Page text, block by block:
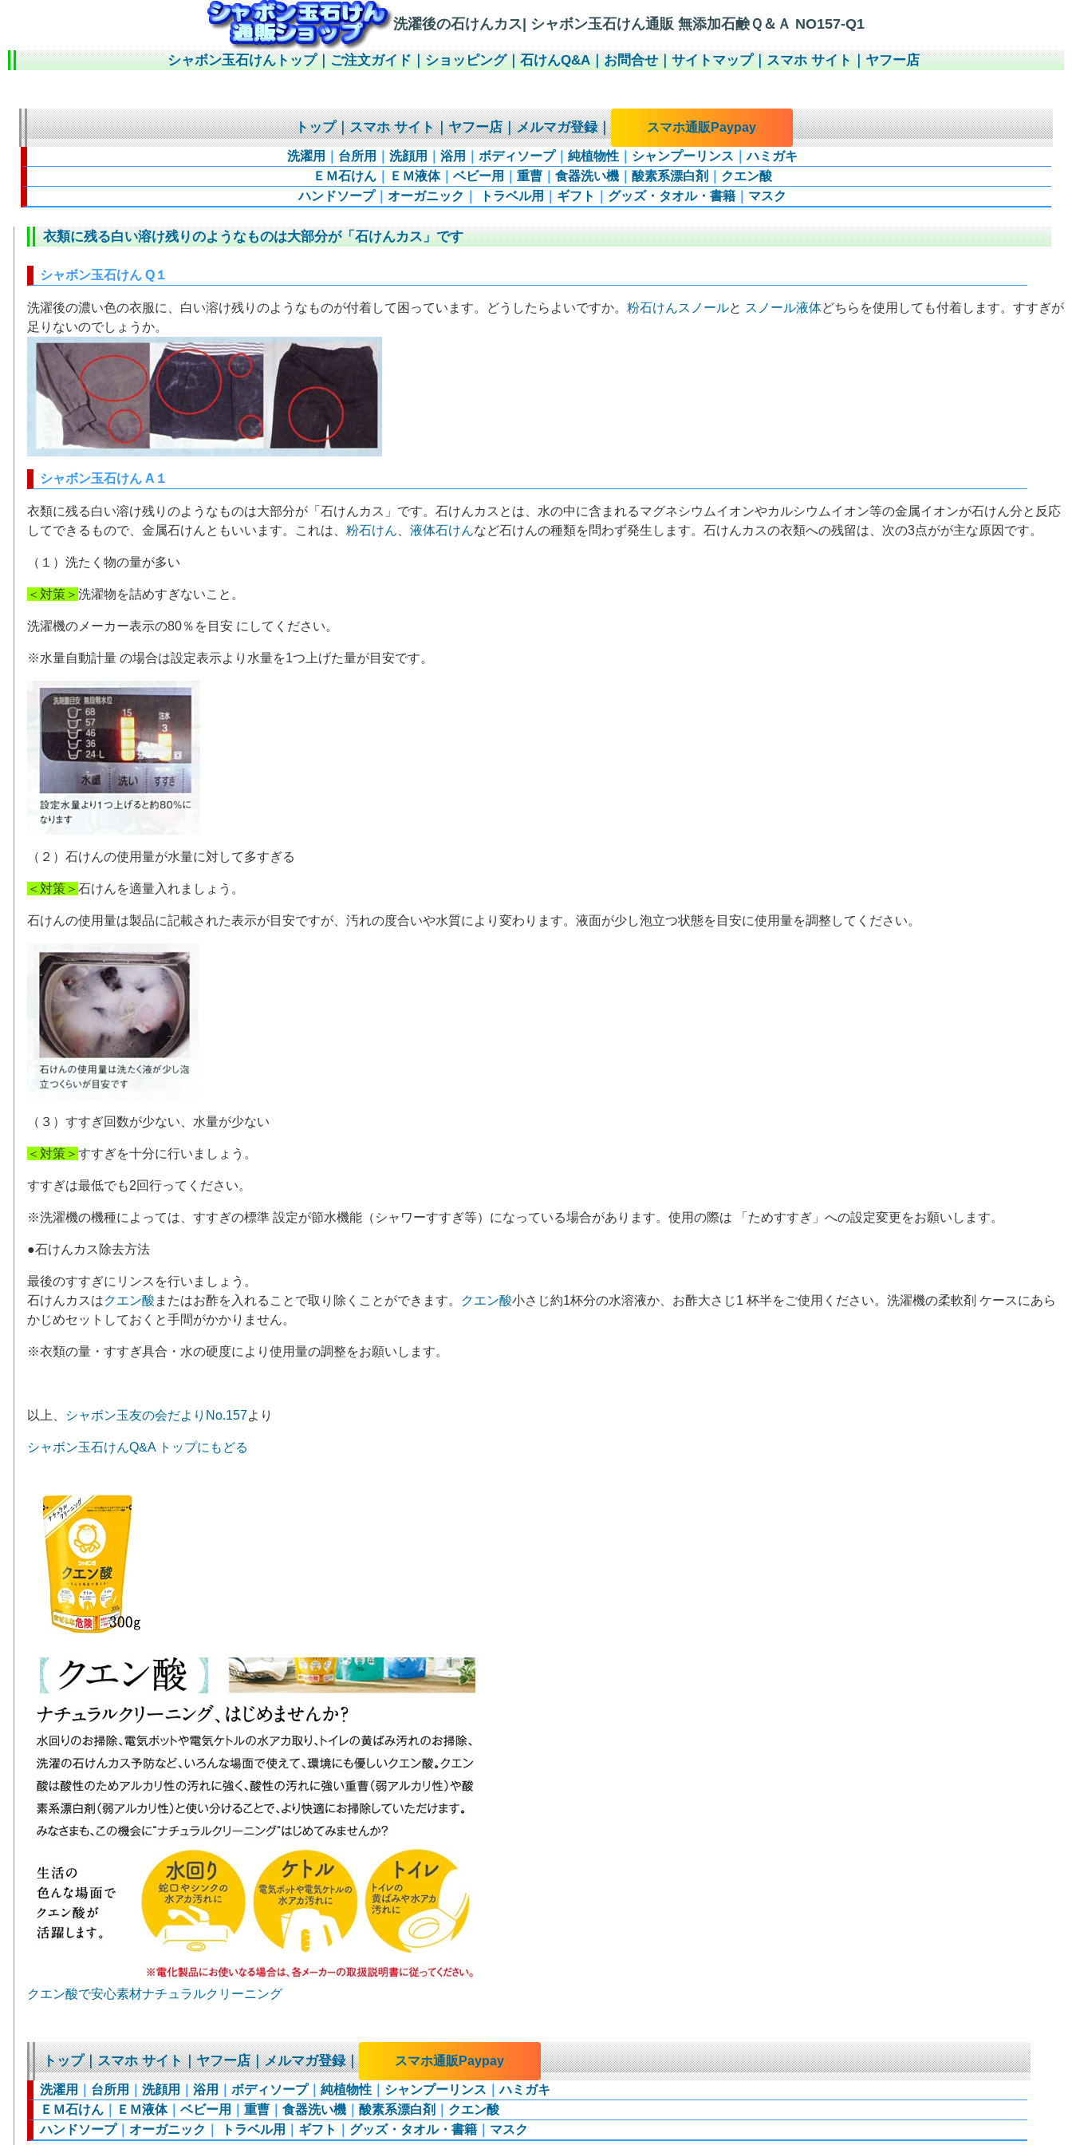
洗濯後の石けんカス| シャボン玉石けん通販 無添加石鹸Ｑ＆Ａ NO157-Q1
シャボン玉石けんトップ｜ご注文ガイド｜ショッピング｜石けんQ&A｜お問合せ｜サイトマップ｜スマホ サイト｜ヤフー店
トップ｜スマホ サイト｜ヤフー店｜メルマガ登録｜ スマホ通販Paypay
洗濯用 台所用 洗顔用 浴用 ボディソープ｜ 純植物性｜ シャンプーリンス ｜ハミガキ
ＥＭ石けん｜ ＥＭ液体｜ ベビー用 重曹｜ 食器洗い機｜ 酸素系漂白剤
クエン酸
ハンドソープ｜ オーガニック トラベル用 ギフト グッズ・タオル・書籍｜ マスク
衣類に残る白い溶け残りのようなものは大部分が「石けんカス」です
シャボン玉石けん Q１
洗濯後の濃い色の衣服に、白い溶け残りのようなものが付着して困っています。どうしたらよいですか。 粉石けんスノールと スノール液体どちらを使用しても付着します。すすぎが
足りないのでしょうか。
シャボン玉石けん A１
衣類に残る白い溶け残りのようなものは大部分が「石けんカス」です。石けんカスとは、水の中に含まれるマグネシウムイオンやカルシウムイオン等の金属イオンが石けん分と反応
してできるもので、金属石けんともいいます。これは、 粉石けん 液体石けんなど石けんの種類を問わず発生します。石けんカスの衣類への残留は、次の3点がが主な原因です。
（１）洗たく物の量が多い
＜対策＞ 洗濯物を詰めすぎないこと。
洗濯機のメーカー表示の80％を目安 にしてください。
※水量自動計量 の場合は設定表示より水量を1つ上げた量が目安です。
（２）石けんの使用量が水量に対して多すぎる
＜対策＞ 石けんを適量入れましょう。
石けんの使用量は製品に記載された表示が目安ですが、汚れの度合いや水質により変わります。液面が少し泡立つ状態を目安に使用量を調整してください。
（３）すすぎ回数が少ない、水量が少ない
＜対策＞ すすぎを十分に行いましょう。
すすぎは最低でも2回行ってください。
※洗濯機の機種によっては、すすぎの標準 設定が節水機能（シャワーすすぎ等）になっている場合があります。使用の際は 「ためすすぎ」への設定変更をお願いします。
●石けんカス除去方法
最後のすすぎにリンスを行いましょう。
石けんカスはクエン酸 またはお酢を入れることで取り除くことができます。 クエン酸小さじ約1杯分の水溶液か、お酢大さじ1 杯半をご使用ください。洗濯機の柔軟剤 ケースにあら
かじめセットしておくと手間がかかりません。
※衣類の量・すすぎ具合・水の硬度により使用量の調整をお願いします。
以上、 シャボン玉友の会だよりNo.157より
シャボン玉石けんQ&A トップにもどる
クエン酸で安心素材ナチュラルクリーニング
トップ｜スマホ サイト｜ヤフー店｜メルマガ登録｜ スマホ通販Paypay
洗濯用 台所用 洗顔用 浴用 ボディソープ｜ 純植物性｜ シャンプーリンス ｜ハミガキ
ＥＭ石けん｜ ＥＭ液体｜ ベビー用 重曹｜ 食器洗い機｜ 酸素系漂白剤
クエン酸
ハンドソープ｜ オーガニック トラベル用 ギフト グッズ・タオル・書籍｜ マスク